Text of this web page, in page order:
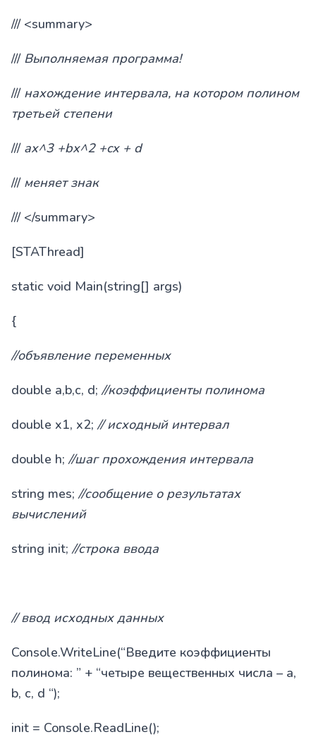
/// <summary>
/// Выполняемаяпрограмма!
/// нахождение интервала, на котором полином
третьей степени
/// ax^3 +bx^2 +cx + d
/// меняет знак
/// </summary>
[STAThread]
static void Main(string[] args)
{
//объявление переменных
double a,b,c, d;//коэффициенты полинома
double x1, x2;// исходный интервал
double h;//шаг прохождения интервала
string mes;//сообщение о результатах
вычислений
string init;//строка ввода
// ввод исходных данных
Console.WriteLine(“Введите коэффициенты
полинома: ” + “четыре вещественных числа – a,
b, c, d “);
init = Console.ReadLine();